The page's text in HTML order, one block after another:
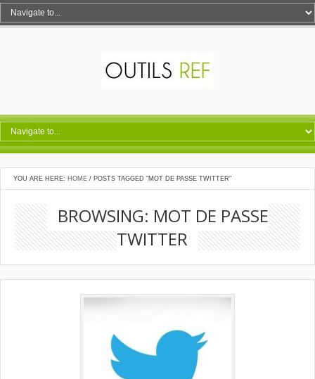
YOU ARE HERE: HOME / POSTS TAGGED "MOT DE PASSE TWITTER"
BROWSING: MOT DE PASSE
TWITTER